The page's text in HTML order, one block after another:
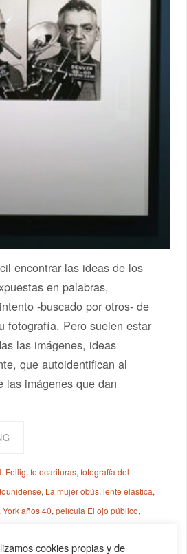
encontrar las ideas de los
en palabras,
-buscado por otros- de
fotografía. Pero suelen estar
las imágenes, ideas
que autoidentifican al
las imágenes que dan
Fellig,fotocarituras,fotografía del
, La mujer obús,lente elástica,
York años 40,película El ojo público,
cookies propias y de